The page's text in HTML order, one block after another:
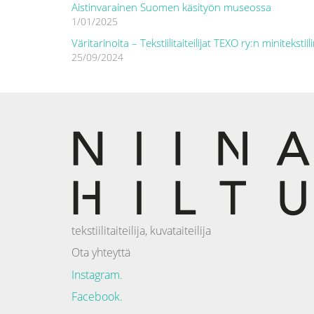
Aistinvarainen Suomen käsityön museossa
1/01/2025
Väritarinoita – Tekstiilitaiteilijat TEXO ry:n
25/09/2024
tekstiilitaiteilija, kuvataiteilija
Ota yhteyttä
Instagram.
Facebook.